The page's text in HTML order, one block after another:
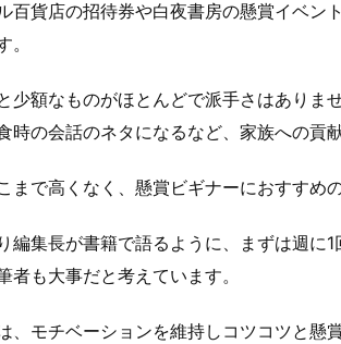
百貨店の招待券や白夜書房の懸賞イベン
少額なものがほとんどで派手さはありま
時の会話のネタになるなど、家族への貢
まで高くなく、懸賞ビギナーにおすすめ
編集長が書籍で語るように、まずは週に1
者も大事だと考えています。
、モチベーションを維持しコツコツと懸